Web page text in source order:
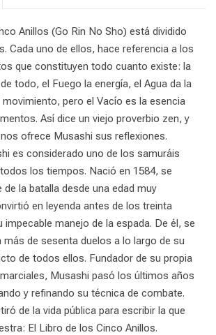
Anillos (Go Rin No Sho) está dividido
Cada uno de ellos, hace referencia a los
que constituyen todo cuanto existe: la
todo, el Fuego la energía, el Agua da la
movimiento, pero el Vacío es la esencia
Así dice un viejo proverbio zen, y
ofrece Musashi sus reflexiones.
es considerado uno de los samuráis
los tiempos. Nació en 1584, se
de la batalla desde una edad muy
en leyenda antes de los treinta
impecable manejo de la espada. De él, se
más de sesenta duelos a lo largo de su
de todos ellos. Fundador de su propia
Musashi pasó los últimos años
y refinando su técnica de combate.
de la vida pública para escribir la que
El Libro de los Cinco Anillos.